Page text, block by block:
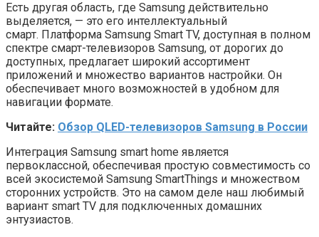
Есть другая область, где Samsung действительно
выделяется, — это его интеллектуальный
смарт. Платформа Samsung Smart TV, доступная в полном
спектре смарт-телевизоров Samsung, от дорогих до
доступных, предлагает широкий ассортимент
приложений и множество вариантов настройки. Он
обеспечивает много возможностей в удобном для
навигации формате.
Читайте: Обзор QLED-телевизоров Samsung в России
Интеграция Samsung smart home является
первоклассной, обеспечивая простую совместимость со
всей экосистемой Samsung SmartThings и множеством
сторонних устройств. Это на самом деле наш любимый
вариант smart TV для подключенных домашних
энтузиастов.